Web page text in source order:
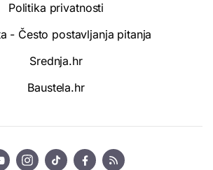
Politika privatnosti
- Često postavljanja pitanja
Srednja.hr
Baustela.hr